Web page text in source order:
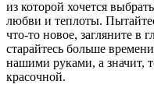
из которой хочется
любви и теплоты.
что-то новое, загляните в
старайтесь больше
нашими руками, а значит,
красочной.